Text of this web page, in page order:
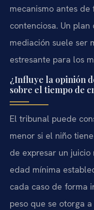
mecanismo antes
contenciosa. Un
mediación suele ser
estresante para los
¿Influye la opinión
sobre el tiempo de
El tribunal puede
menor si el niño
de expresar un
edad mínima
cada caso de forma
peso que se otorga